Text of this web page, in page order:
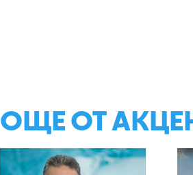
ОЩЕ ОТ